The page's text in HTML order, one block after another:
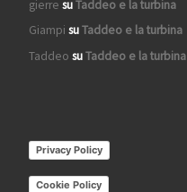
gierre suTaddeo e la turbina
Giampi suTaddeo e la turbina
Taddeo suTaddeo e la turbina
Privacy Policy
Cookie Policy